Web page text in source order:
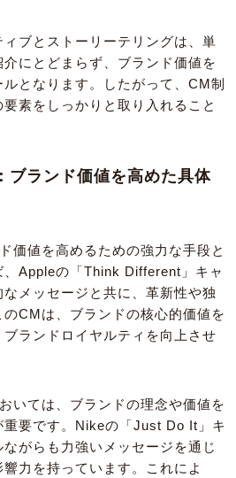
ブとストーリーテリングは、単
にとどまらず、ブランド価値を
となります。したがって、CM制
素をしっかりと取り入れること
ブランド価値を高めた具体
価値を高めるための強力な手段と
、Appleの「Think Different」キャ
メッセージと共に、革新性や独
CMは、ブランドの核心的価値を
ランドロイヤルティを向上させ
いては、ブランドの理念や価値を
重要です。Nikeの「Just Do It」キ
がらも力強いメッセージを通じ
力を持っています。これによ